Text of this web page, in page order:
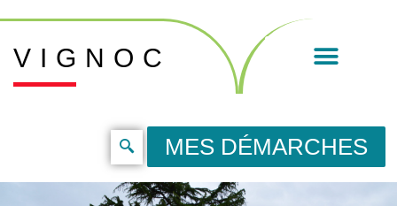
VIGNOC
MES DÉMARCHES